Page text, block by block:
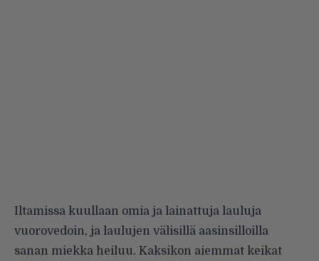
Iltamissa kuullaan omia ja lainattuja lauluja
vuorovedoin, ja laulujen välisillä aasinsilloilla
sanan miekka heiluu. Kaksikon aiemmat keikat